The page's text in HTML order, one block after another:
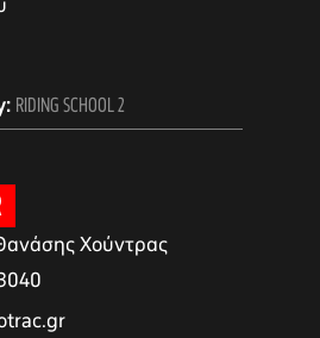
RIDING SCHOOL 2
Χούντρας